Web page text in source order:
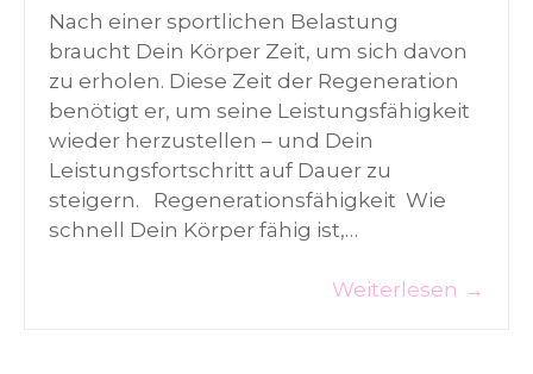
Nach einer sportlichen Belastung
braucht Dein Körper Zeit, um sich davon
zu erholen. Diese Zeit der Regeneration
benötigt er, um seine Leistungsfähigkeit
wieder herzustellen – und Dein
Leistungsfortschritt auf Dauer zu
steigern. Regenerationsfähigkeit Wie
schnell Dein Körper fähig ist,…
Weiterlesen →